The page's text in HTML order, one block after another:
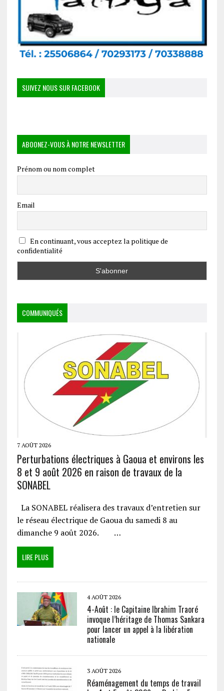
SUIVEZ NOUS SUR FACEBOOK
ABOONEZ-VOUS À NOTRE NEWSLETTER
Prénom ou nom complet
Email
En continuant, vous acceptez la politique de
confidentialité
COMMUNIQUÉS
7 AOÛT 2026
Perturbations électriques à Gaoua et environs les
8 et 9 août 2026 en raison de travaux de la
SONABEL
La SONABEL réalisera des travaux d’entretien sur
le réseau électrique de Gaoua du samedi 8 au
dimanche 9 août 2026. …
LIRE PLUS
4 AOÛT 2026
4-Août : le Capitaine Ibrahim Traoré
invoque l’héritage de Thomas Sankara
pour lancer un appel à la libération
nationale
3 AOÛT 2026
Réaménagement du temps de travail